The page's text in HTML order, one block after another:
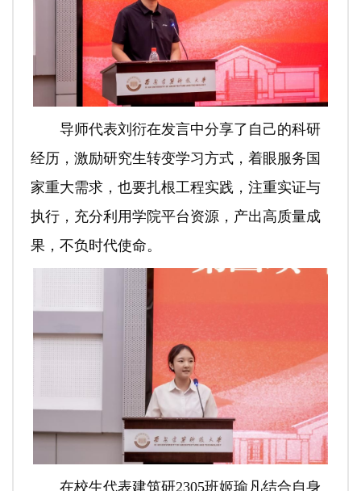
导师代表刘衍在发言中分享了自己的科研
经历，激励研究生转变学习方式，着眼服务国
家重大需求，也要扎根工程实践，注重实证与
执行，充分利用学院平台资源，产出高质量成
果，不负时代使命。
在校生代表建筑研2305班姬瑜凡结合自身